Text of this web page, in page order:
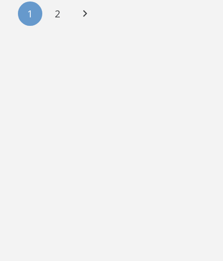
1 2